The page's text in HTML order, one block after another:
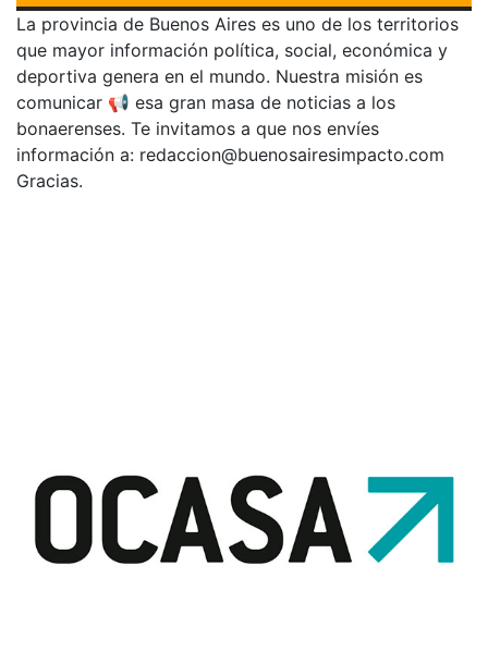
La provincia de Buenos Aires es uno de los territorios
que mayor información política, social, económica y
deportiva genera en el mundo. Nuestra misión es
comunicar 📢 esa gran masa de noticias a los
bonaerenses. Te invitamos a que nos envíes
información a: redaccion@buenosairesimpacto.com
Gracias.